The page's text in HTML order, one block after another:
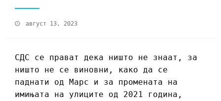
август 13, 2023
СДС се прават дека ништо не знаат, за
ништо не се виновни, како да се
паднати од Марс и за промената на
имињата на улиците од 2021 година,